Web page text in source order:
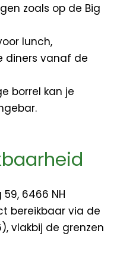
zoals op de Big
lunch,
diners vanaf de
borrel kan je
6466 NH
bereikbaar via de
vlakbij de grenzen